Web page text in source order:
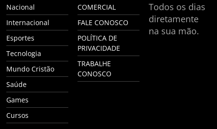
Nacional
Internacional
Esportes
Tecnologia
Mundo Cristão
Saúde
Games
Cursos
COMERCIAL
FALE CONOSCO
POLÍTICA DE
PRIVACIDADE
TRABALHE
CONOSCO
Todos os dias
diretamente
na sua mão.